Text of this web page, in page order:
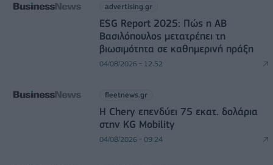
advertising.gr
ESG Report 2025: Πώς η ΑΒ
Βασιλόπουλος μετατρέπει τη
βιωσιμότητα σε καθημερινή πράξη
04/08/2026 - 12:52
fleetnews.gr
Η Chery επενδύει 75 εκατ. δολάρια
στην KG Mobility
04/08/2026 - 09:24